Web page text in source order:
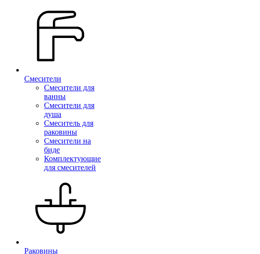
Смесители
Смесители для
ванны
Смесители для
душа
Смеситель для
раковины
Смесители на
биде
Комплектующие
для смесителей
Раковины